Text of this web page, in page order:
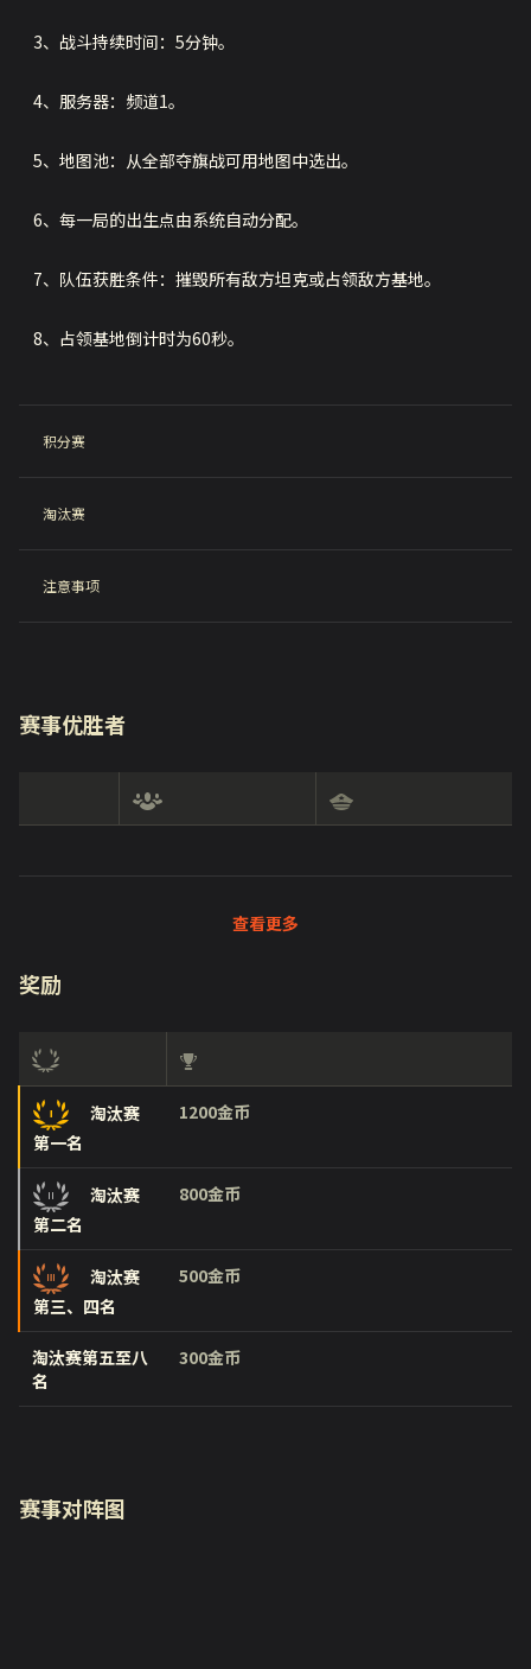
3、战斗持续时间：5分钟。
4、服务器：频道1。
5、地图池：从全部夺旗战可用地图中选出。
6、每一局的出生点由系统自动分配。
7、队伍获胜条件：摧毁所有敌方坦克或占领敌方基地。
8、占领基地倒计时为60秒。
积分赛
淘汰赛
注意事项
赛事优胜者
查看更多
奖励
淘汰赛
第一名
1200金币
淘汰赛
第二名
800金币
淘汰赛
第三、四名
500金币
淘汰赛第五至八
名
300金币
赛事对阵图